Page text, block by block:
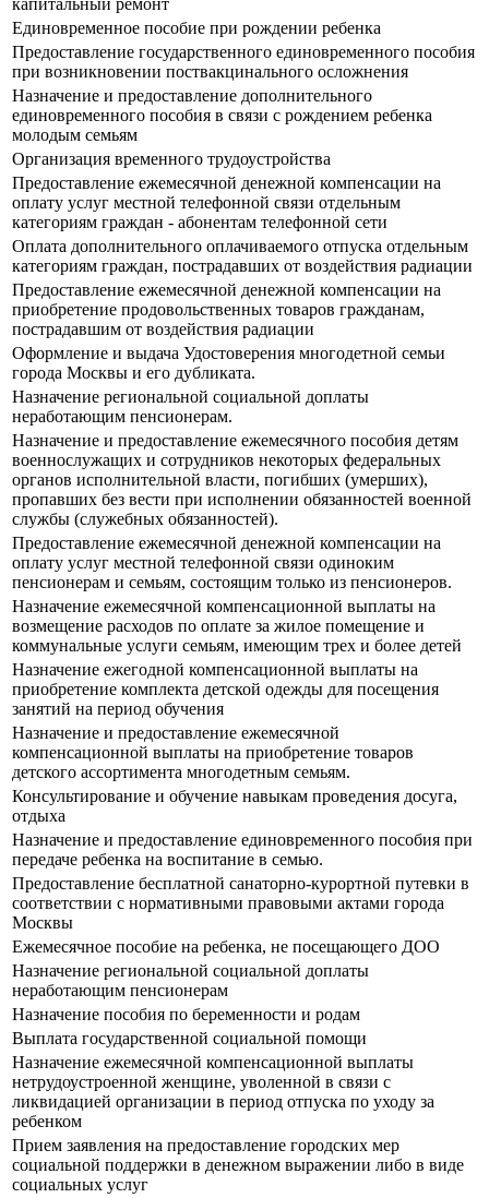
капитальный ремонт
Единовременное пособие при рождении ребенка
Предоставление государственного единовременного пособия
при возникновении поствакцинального осложнения
Назначение и предоставление дополнительного
единовременного пособия в связи с рождением ребенка
молодым семьям
Организация временного трудоустройства
Предоставление ежемесячной денежной компенсации на
оплату услуг местной телефонной связи отдельным
категориям граждан - абонентам телефонной сети
Оплата дополнительного оплачиваемого отпуска отдельным
категориям граждан, пострадавших от воздействия радиации
Предоставление ежемесячной денежной компенсации на
приобретение продовольственных товаров гражданам,
пострадавшим от воздействия радиации
Оформление и выдача Удостоверения многодетной семьи
города Москвы и его дубликата.
Назначение региональной социальной доплаты
неработающим пенсионерам.
Назначение и предоставление ежемесячного пособия детям
военнослужащих и сотрудников некоторых федеральных
органов исполнительной власти, погибших (умерших),
пропавших без вести при исполнении обязанностей военной
службы (служебных обязанностей).
Предоставление ежемесячной денежной компенсации на
оплату услуг местной телефонной связи одиноким
пенсионерам и семьям, состоящим только из пенсионеров.
Назначение ежемесячной компенсационной выплаты на
возмещение расходов по оплате за жилое помещение и
коммунальные услуги семьям, имеющим трех и более детей
Назначение ежегодной компенсационной выплаты на
приобретение комплекта детской одежды для посещения
занятий на период обучения
Назначение и предоставление ежемесячной
компенсационной выплаты на приобретение товаров
детского ассортимента многодетным семьям.
Консультирование и обучение навыкам проведения досуга,
отдыха
Назначение и предоставление единовременного пособия при
передаче ребенка на воспитание в семью.
Предоставление бесплатной санаторно-курортной путевки в
соответствии с нормативными правовыми актами города
Москвы
Ежемесячное пособие на ребенка, не посещающего ДОО
Назначение региональной социальной доплаты
неработающим пенсионерам
Назначение пособия по беременности и родам
Выплата государственной социальной помощи
Назначение ежемесячной компенсационной выплаты
нетрудоустроенной женщине, уволенной в связи с
ликвидацией организации в период отпуска по уходу за
ребенком
Прием заявления на предоставление городских мер
социальной поддержки в денежном выражении либо в виде
социальных услуг